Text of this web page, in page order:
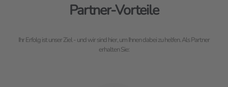
Partner-Vorteile
Ihr Erfolg ist unser Ziel - und wir sind hier, um Ihnen dabei zu helfen. Als Partner
erhalten Sie: